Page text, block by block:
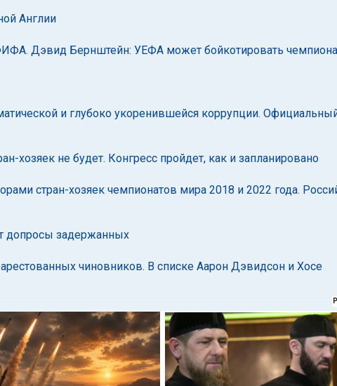
Англии
Дэвид Бернштейн: УЕФА может бойкотировать
и глубоко укоренившейся коррупции.
не будет. Конгресс пройдет, как и запланировано
стран-хозяек чемпионатов мира 2018 и 2022 года.
допросы задержанных
чиновников. В списке Аарон Дэвидсон и Хосе